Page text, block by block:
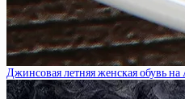
Джинсовая летняя женская обувь на